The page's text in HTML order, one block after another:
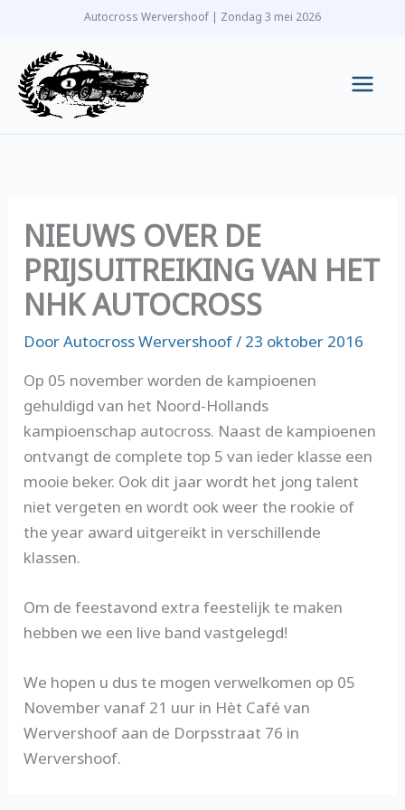
inhoud
Autocross Wervershoof | Zondag 3 mei 2026
NIEUWS OVER DE
PRIJSUITREIKING VAN HET
NHK AUTOCROSS
DoorAutocross Wervershoof/ 23 oktober 2016
Op 05 november worden de kampioenen
gehuldigd van het Noord-Hollands
kampioenschap autocross. Naast de kampioenen
ontvangt de complete top 5 van ieder klasse een
mooie beker. Ook dit jaar wordt het jong talent
niet vergeten en wordt ook weer the rookie of
the year award uitgereikt in verschillende
klassen.
Om de feestavond extra feestelijk te maken
hebben we een live band vastgelegd!
We hopen u dus te mogen verwelkomen op 05
November vanaf 21 uur in Hèt Café van
Wervershoof aan de Dorpsstraat 76 in
Wervershoof.